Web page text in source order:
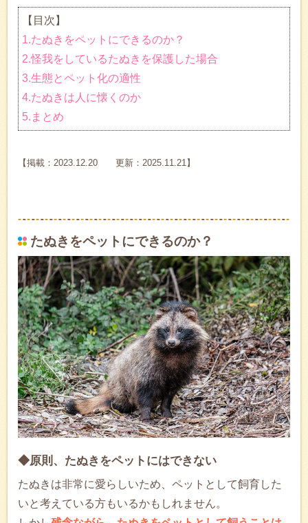
【目次】
1.たぬきをペットにできるのか？
2.怪我をしているたぬきを保護した場合
3.生態とペット化の適性
4.たぬきは人に懐くのか
5.まとめ
【掲載：2023.12.20 更新：2025.11.21】
たぬきをペットにできるのか？
◆原則、たぬきをペットにはできない
たぬきは非常に愛らしいため、ペットとして飼育した
いと考えている方もいるかもしれません。